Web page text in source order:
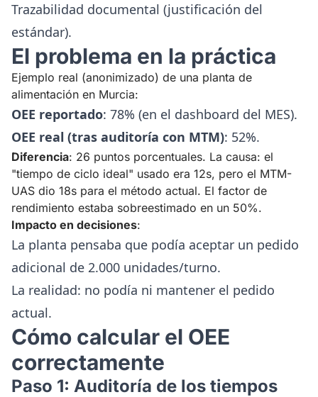
Trazabilidad documental (justificación del
estándar).
El problema en la práctica
Ejemplo real (anonimizado) de una planta de
alimentación en Murcia:
OEE reportado: 78% (en el dashboard del MES).
OEE real (tras auditoría con MTM): 52%.
Diferencia: 26 puntos porcentuales. La causa: el
"tiempo de ciclo ideal" usado era 12s, pero el MTM-
UAS dio 18s para el método actual. El factor de
rendimiento estaba sobreestimado en un 50%.
Impacto en decisiones:
La planta pensaba que podía aceptar un pedido
adicional de 2.000 unidades/turno.
La realidad: no podía ni mantener el pedido
actual.
Cómo calcular el OEE
correctamente
Paso 1: Auditoría de los tiempos